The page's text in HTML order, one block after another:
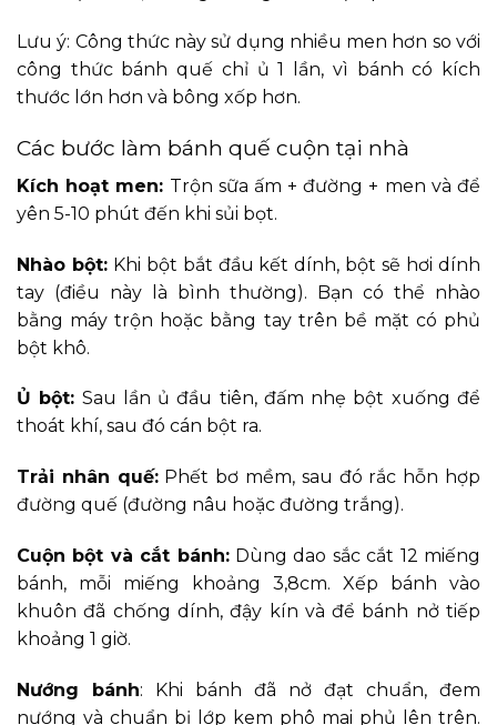
Lưu ý: Công thức này sử dụng nhiều men hơn so với
công thức bánh quế chỉ ủ 1 lần, vì bánh có kích
thước lớn hơn và bông xốp hơn.
Các bước làm bánh quế cuộn tại nhà
Kích hoạt men: Trộn sữa ấm + đường + men và để
yên 5-10 phút đến khi sủi bọt.
Nhào bột:Khi bột bắt đầu kết dính, bột sẽ hơi dính
tay (điều này là bình thường). Bạn có thể nhào
bằng máy trộn hoặc bằng tay trên bề mặt có phủ
bột khô.
Ủ bột: Sau lần ủ đầu tiên, đấm nhẹ bột xuống để
thoát khí, sau đó cán bột ra.
Trải nhân quế:Phết bơ mềm, sau đó rắc hỗn hợp
đường quế (đường nâu hoặc đường trắng).
Cuộn bột và cắt bánh:Dùng dao sắc cắt 12 miếng
bánh, mỗi miếng khoảng 3,8cm. Xếp bánh vào
khuôn đã chống dính, đậy kín và để bánh nở tiếp
khoảng 1 giờ.
Nướng bánh: Khi bánh đã nở đạt chuẩn, đem
nướng và chuẩn bị lớp kem phô mai phủ lên trên.